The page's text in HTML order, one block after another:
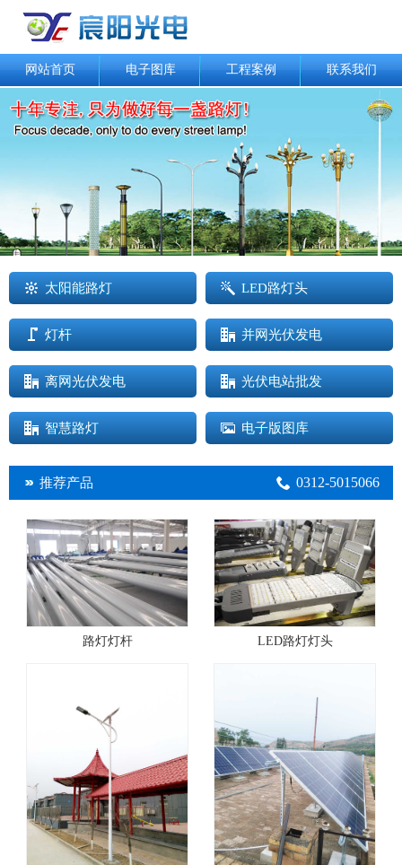
网站首页 电子图库 工程案例 联系我们
太阳能路灯 LED路灯头
灯杆 并网光伏发电
离网光伏发电 光伏电站批发
智慧路灯 电子版图库
推荐产品 0312-5015066
路灯灯杆 LED路灯灯头